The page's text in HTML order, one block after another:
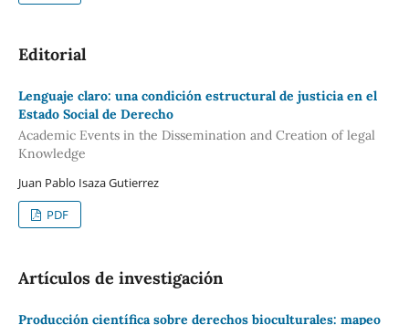
Editorial
Lenguaje claro: una condición estructural de justicia en el
Estado Social de Derecho
Academic Events in the Dissemination and Creation of legal
Knowledge
Juan Pablo Isaza Gutierrez
PDF
Artículos de investigación
Producción científica sobre derechos bioculturales: mapeo